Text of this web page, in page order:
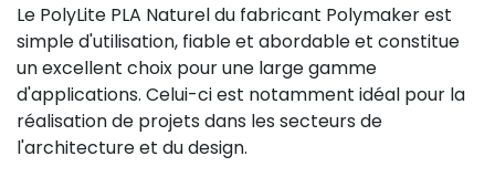
Le PolyLite PLA Naturel du fabricant Polymaker est
simple d'utilisation, fiable et abordable et constitue
un excellent choix pour une large gamme
d'applications. Celui-ci est notamment idéal pour la
réalisation de projets dans les secteurs de
l'architecture et du design.